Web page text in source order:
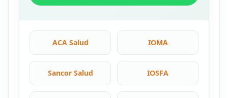
ACA Salud IOMA
Sancor Salud IOSFA